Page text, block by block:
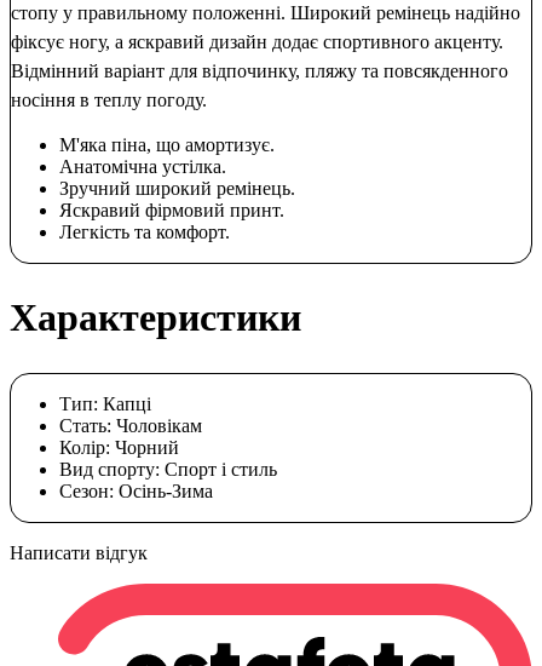
стопу у правильному положенні. Широкий ремінець надійно
фіксує ногу, а яскравий дизайн додає спортивного акценту.
Відмінний варіант для відпочинку, пляжу та повсякденного
носіння в теплу погоду.
М'яка піна, що амортизує.
Анатомічна устілка.
Зручний широкий ремінець.
Яскравий фірмовий принт.
Легкість та комфорт.
Характеристики
Тип: Капці
Стать: Чоловікам
Колір: Чорний
Вид спорту: Спорт і стиль
Сезон: Осінь-Зима
Написати відгук